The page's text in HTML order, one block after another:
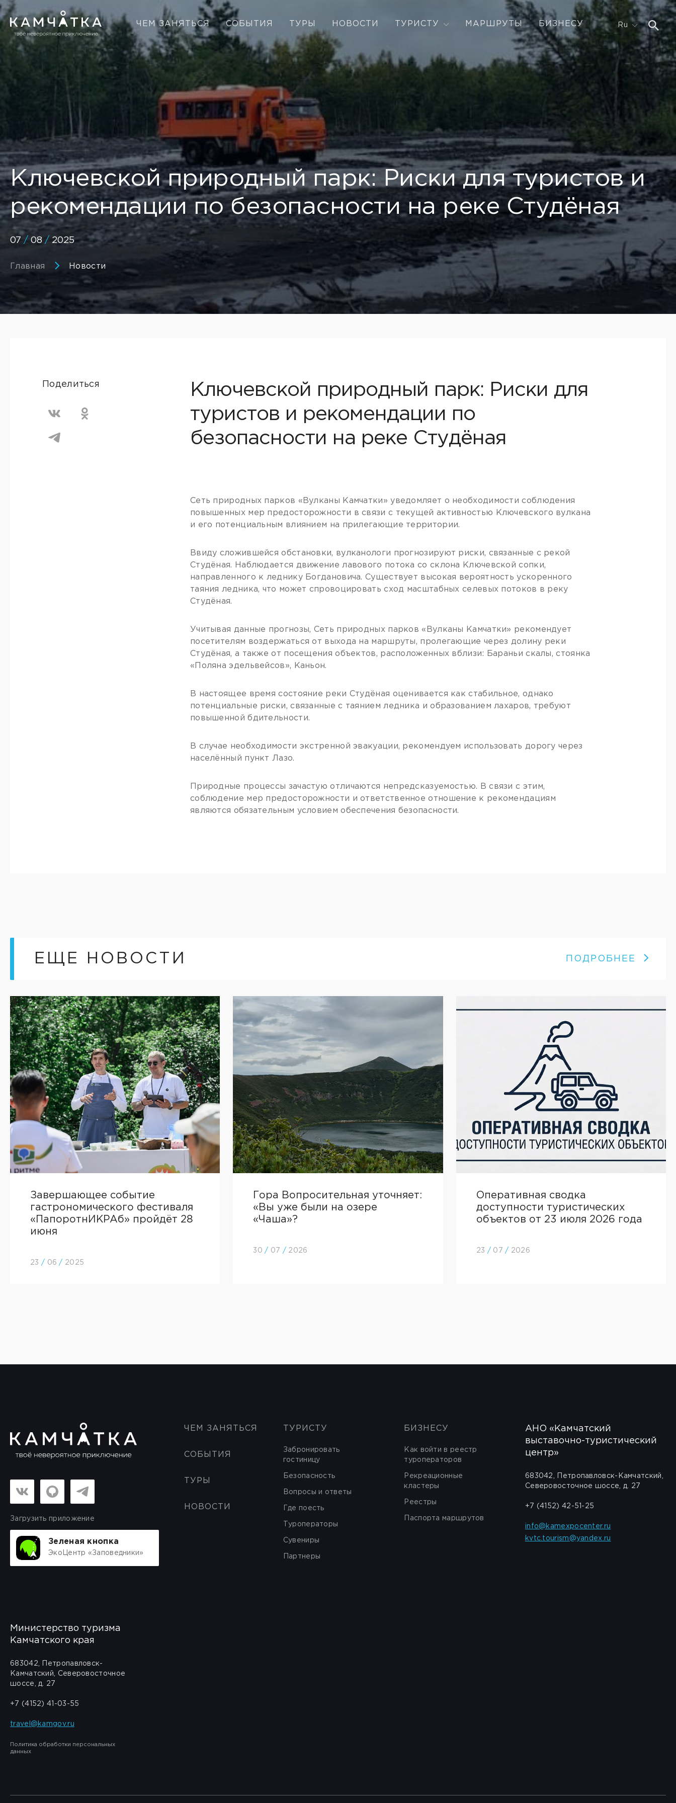
ЧЕМ ЗАНЯТЬСЯ СОБЫТИЯ ТУРЫ НОВОСТИ ТУРИСТУ МАРШРУТЫ БИЗНЕСУ Ru
Ключевской природный парк: Риски для туристов и
рекомендации по безопасности на реке Студёная
07 / 08 / 2025
Главная Новости
Поделиться
Ключевской природный парк: Риски для
туристов и рекомендации по
безопасности на реке Студёная
Сеть природных парков «Вулканы Камчатки» уведомляет о необходимости соблюдения
повышенных мер предосторожности в связи с текущей активностью Ключевского вулкана
и его потенциальным влиянием на прилегающие территории.
Ввиду сложившейся обстановки, вулканологи прогнозируют риски, связанные с рекой
Студёная. Наблюдается движение лавового потока со склона Ключевской сопки,
направленного к леднику Богдановича. Существует высокая вероятность ускоренного
таяния ледника, что может спровоцировать сход масштабных селевых потоков в реку
Студёная.
Учитывая данные прогнозы, Сеть природных парков «Вулканы Камчатки» рекомендует
посетителям воздержаться от выхода на маршруты, пролегающие через долину реки
Студёная, а также от посещения объектов, расположенных вблизи: Бараньи скалы, стоянка
«Поляна эдельвейсов», Каньон.
В настоящее время состояние реки Студёная оценивается как стабильное, однако
потенциальные риски, связанные с таянием ледника и образованием лахаров, требуют
повышенной бдительности.
В случае необходимости экстренной эвакуации, рекомендуем использовать дорогу через
населённый пункт Лазо.
Природные процессы зачастую отличаются непредсказуемостью. В связи с этим,
соблюдение мер предосторожности и ответственное отношение к рекомендациям
являются обязательным условием обеспечения безопасности.
ЕЩЕ НОВОСТИ ПОДРОБНЕЕ
Завершающее событие
гастрономического фестиваля
«ПапоротнИКРАб» пройдёт 28
июня
23 / 06 / 2025
Гора Вопросительная уточняет:
«Вы уже были на озере
«Чаша»?
30 / 07 / 2026
Оперативная сводка
доступности туристических
объектов от 23 июля 2026 года
23 / 07 / 2026
Загрузить приложение
Зеленая кнопка
ЭкоЦентр «Заповедники»
ЧЕМ ЗАНЯТЬСЯ
СОБЫТИЯ
ТУРЫ
НОВОСТИ
ТУРИСТУ
Забронировать
гостиницу
Безопасность
Вопросы и ответы
Где поесть
Туроператоры
Сувениры
Партнеры
БИЗНЕСУ
Как войти в реестр
туроператоров
Рекреационные
кластеры
Реестры
Паспорта маршрутов
АНО «Камчатский
выставочно-туристический
центр»
683042, Петропавловск-Камчатский,
Северовосточное шоссе, д. 27
+7 (4152) 42-51-25
info@kamexpocenter.ru
kvtc.tourism@yandex.ru
Министерство туризма
Камчатского края
683042, Петропавловск-
Камчатский, Северовосточное
шоссе, д. 27
+7 (4152) 41-03-55
travel@kamgov.ru
Политика обработки персональных
данных